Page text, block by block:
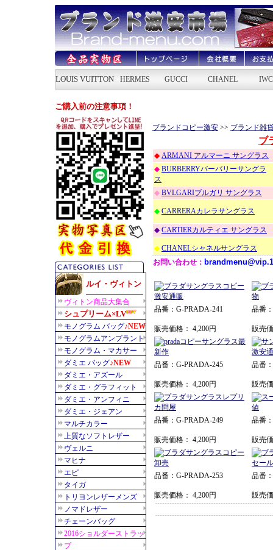
ブランドコピー激安 >> ブランド雑
品番：G-PRADA-241
販売価格： 4,200円
品番
販売
品番：G-PRADA-245
販売価格： 4,200円
品番
販売
品番：G-PRADA-249
販売価格： 4,200円
品番
販売
品番：G-PRADA-253
販売価格： 4,200円
品番
販売